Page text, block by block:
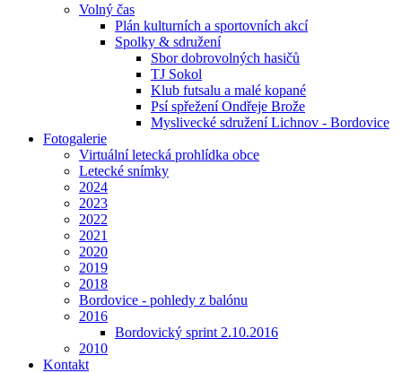
Volný čas
Plán kulturních a sportovních akcí
Spolky & sdružení
Sbor dobrovolných hasičů
TJ Sokol
Klub futsalu a malé kopané
Psí spřežení Ondřeje Brože
Myslivecké sdružení Lichnov - Bordovice
Fotogalerie
Virtuální letecká prohlídka obce
Letecké snímky
2024
2023
2022
2021
2020
2019
2018
Bordovice - pohledy z balónu
2016
Bordovický sprint 2.10.2016
2010
Kontakt